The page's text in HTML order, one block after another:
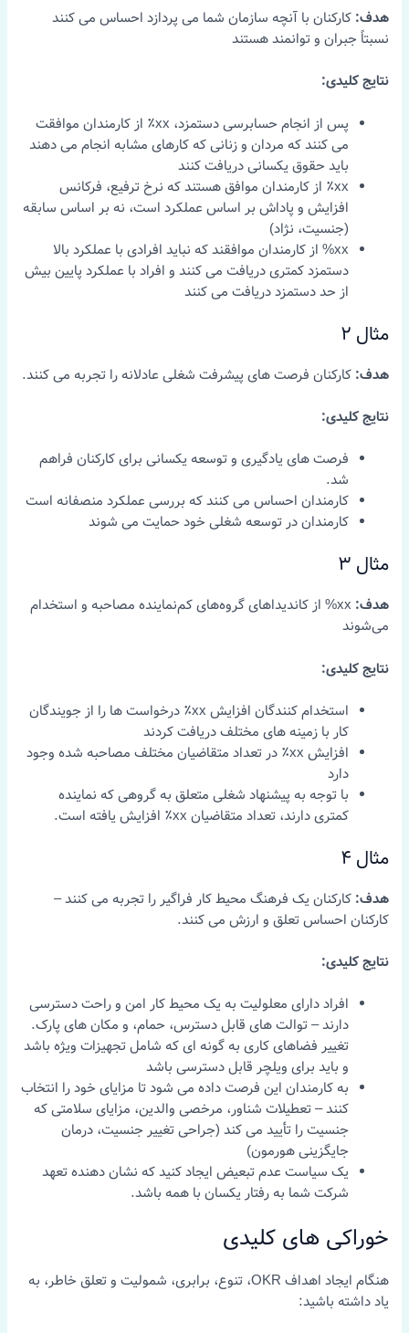
هدف: کارکنان با آنچه سازمان شما می پردازد احساس می کنند
نسبتاً جبران و توانمند هستند
نتایج کلیدی:
پس از انجام حسابرسی دستمزد، xx٪ از کارمندان موافقت
می کنند که مردان و زنانی که کارهای مشابه انجام می دهند
باید حقوق یکسانی دریافت کنند
xx٪ از کارمندان موافق هستند که نرخ ترفیع، فرکانس
افزایش و پاداش بر اساس عملکرد است، نه بر اساس سابقه
(جنسیت، نژاد)
xx% از کارمندان موافقند که نباید افرادی با عملکرد بالا
دستمزد کمتری دریافت می کنند و افراد با عملکرد پایین بیش
از حد دستمزد دریافت می کنند
مثال 2
هدف: کارکنان فرصت های پیشرفت شغلی عادلانه را تجربه می کنند.
نتایج کلیدی:
فرصت های یادگیری و توسعه یکسانی برای کارکنان فراهم
شد.
کارمندان احساس می کنند که بررسی عملکرد منصفانه است
کارمندان در توسعه شغلی خود حمایت می شوند
مثال 3
هدف:
xx% از کاندیداهای گروه‌های کم‌نماینده مصاحبه و استخدام
می‌شوند
نتایج کلیدی:
استخدام کنندگان افزایش xx٪ درخواست ها را از جویندگان
کار با زمینه های مختلف دریافت کردند
افزایش xx٪ در تعداد متقاضیان مختلف مصاحبه شده وجود
دارد
با توجه به پیشنهاد شغلی متعلق به گروهی که نماینده
کمتری دارند، تعداد متقاضیان xx٪ افزایش یافته است.
مثال 4
هدف: کارکنان یک فرهنگ محیط کار فراگیر را تجربه می کنند –
کارکنان احساس تعلق و ارزش می کنند.
نتایج کلیدی:
افراد دارای معلولیت به یک محیط کار امن و راحت دسترسی
دارند – توالت های قابل دسترس، حمام، و مکان های پارک.
تغییر فضاهای کاری به گونه ای که شامل تجهیزات ویژه باشد
و باید برای ویلچر قابل دسترسی باشد
به کارمندان این فرصت داده می شود تا مزایای خود را انتخاب
کنند – تعطیلات شناور، مرخصی والدین، مزایای سلامتی که
جنسیت را تأیید می کند (جراحی تغییر جنسیت، درمان
جایگزینی هورمون)
یک سیاست عدم تبعیض ایجاد کنید که نشان دهنده تعهد
شرکت شما به رفتار یکسان با همه باشد.
خوراکی های کلیدی
هنگام ایجاد اهداف OKR، تنوع، برابری، شمولیت و تعلق خاطر، به
یاد داشته باشید: